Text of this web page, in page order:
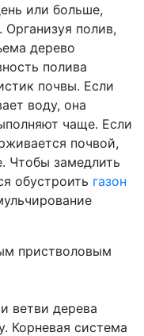
или больше,
полив,
дерево
полива
почвы. Если
воду, она
чаще. Если
почвой,
Чтобы замедлить
обустроить газон
ветви дерева
Корневая система